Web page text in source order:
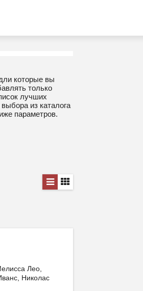
которые вы
только
лучших
из каталога
параметров.
Лео,
Николас